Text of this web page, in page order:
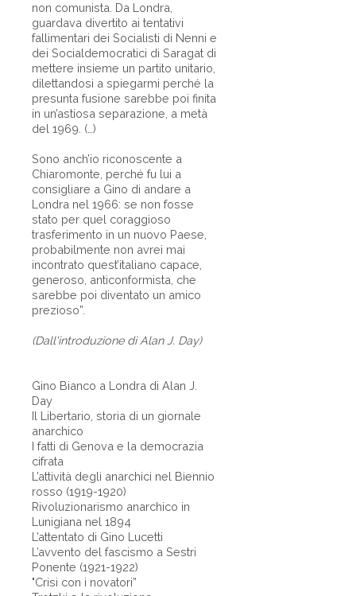
non comunista. Da Londra,
guardava divertito ai tentativi
fallimentari dei Socialisti di Nenni e
dei Socialdemocratici di Saragat di
mettere insieme un partito unitario,
dilettandosi a spiegarmi perché la
presunta fusione sarebbe poi finita
in un’astiosa separazione, a metà
del 1969. (…)
Sono anch’io riconoscente a
Chiaromonte, perché fu lui a
consigliare a Gino di andare a
Londra nel 1966: se non fosse
stato per quel coraggioso
trasferimento in un nuovo Paese,
probabilmente non avrei mai
incontrato quest’italiano capace,
generoso, anticonformista, che
sarebbe poi diventato un amico
prezioso”.
(Dall'introduzione di Alan J. Day)
Gino Bianco a Londra di Alan J.
Day
Il Libertario, storia di un giornale
anarchico
I fatti di Genova e la democrazia
cifrata
L’attività degli anarchici nel Biennio
rosso (1919-1920)
Rivoluzionarismo anarchico in
Lunigiana nel 1894
L’attentato di Gino Lucetti
L’avvento del fascismo a Sestri
Ponente (1921-1922)
"Crisi con i novatori”